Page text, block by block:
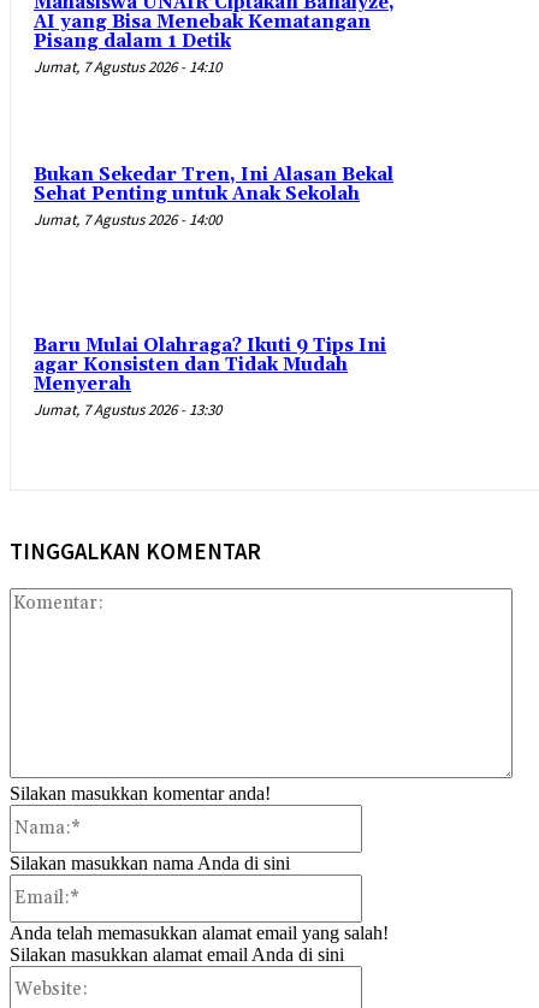
AI yang Bisa Menebak Kematangan
Pisang dalam 1 Detik
Jumat, 7 Agustus 2026 - 14:10
Bukan Sekedar Tren, Ini Alasan Bekal
Sehat Penting untuk Anak Sekolah
Jumat, 7 Agustus 2026 - 14:00
Baru Mulai Olahraga? Ikuti 9 Tips Ini
agar Konsisten dan Tidak Mudah
Menyerah
Jumat, 7 Agustus 2026 - 13:30
TINGGALKAN KOMENTAR
Silakan masukkan komentar anda!
Silakan masukkan nama Anda di sini
Anda telah memasukkan alamat email yang salah!
Silakan masukkan alamat email Anda di sini